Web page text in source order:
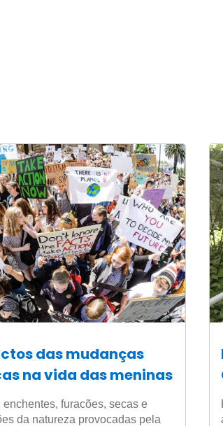
das mudanças
na vida das meninas
enchentes, furacões, secas e
da natureza provocadas pela